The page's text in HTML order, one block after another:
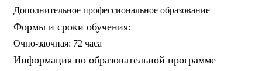
Дополнительное профессиональное образование
Формы и сроки обучения:
Очно-заочная: 72 часа
Информация по образовательной программе